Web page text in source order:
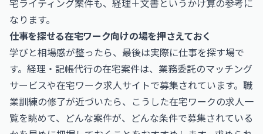
宅ライティング案件も、経理＋文書というかけ算の参考に
なります。
仕事を探せる在宅ワーク向けの場を押さえておく
学びと相場感が整ったら、最後は実際に仕事を探す場で
す。経理・記帳代行の在宅案件は、業務委託のマッチング
サービスや在宅ワーク求人サイトで募集されています。職
業訓練の修了が近づいたら、こうした在宅ワークの求人一
覧を眺めて、どんな案件が、どんな条件で募集されている